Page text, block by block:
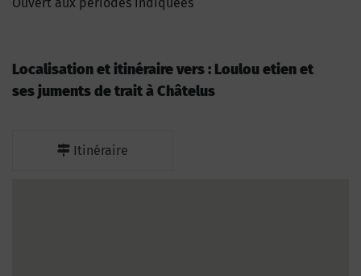
Localisation et itinéraire vers : Loulou etien et
ses juments de trait à Châtelus
Itinéraire